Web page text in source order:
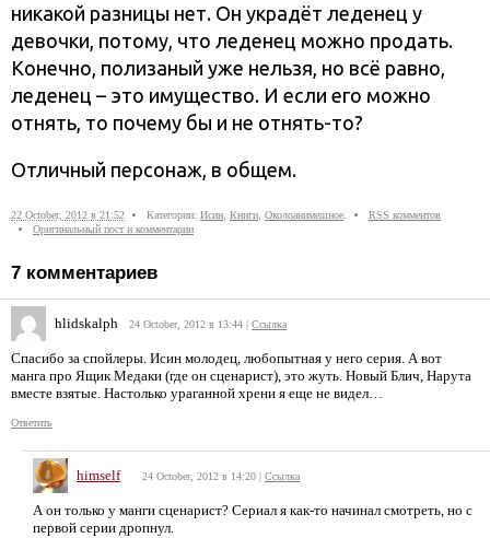
никакой разницы нет. Он украдёт леденец у
девочки, потому, что леденец можно продать.
Конечно, полизаный уже нельзя, но всё равно,
леденец – это имущество. И если его можно
отнять, то почему бы и не отнять-то?
Отличный персонаж, в общем.
22 October, 2012 в 21:52 Категории: Исин Книги Околоанимешное
RSS комментов
Оригинальный пост и комментарии
7 комментариев
hlidskalph 24 October, 2012 в 13:44 | Ссылка
Спасибо за спойлеры. Исин молодец, любопытная у него серия. А вот
манга про Ящик Медаки (где он сценарист), это жуть. Новый Блич, Нарута
вместе взятые. Настолько ураганной хрени я еще не видел…
Ответить
himself 24 October, 2012 в 14:20 | Ссылка
А он только у манги сценарист? Сериал я как-то начинал смотреть, но с
первой серии дропнул.